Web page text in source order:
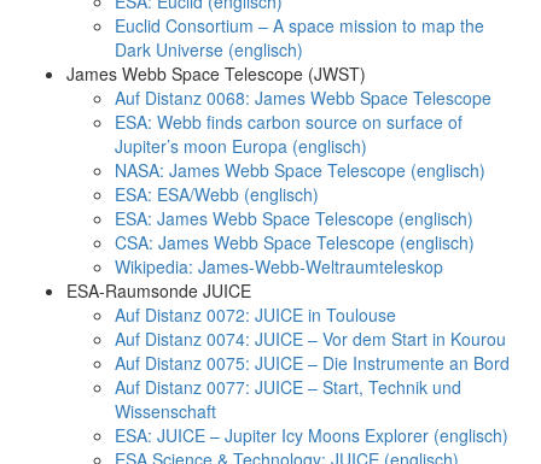
Euclid Consortium – A space mission to map the
Dark Universe (englisch)
James Webb Space Telescope (JWST)
Auf Distanz 0068: James Webb Space Telescope
ESA: Webb finds carbon source on surface of
Jupiter’s moon Europa (englisch)
NASA: James Webb Space Telescope (englisch)
ESA: ESA/Webb (englisch)
ESA: James Webb Space Telescope (englisch)
CSA: James Webb Space Telescope (englisch)
Wikipedia: James-Webb-Weltraumteleskop
ESA-Raumsonde JUICE
Auf Distanz 0072: JUICE in Toulouse
Auf Distanz 0074: JUICE – Vor dem Start in Kourou
Auf Distanz 0075: JUICE – Die Instrumente an Bord
Auf Distanz 0077: JUICE – Start, Technik und
Wissenschaft
ESA: JUICE – Jupiter Icy Moons Explorer (englisch)